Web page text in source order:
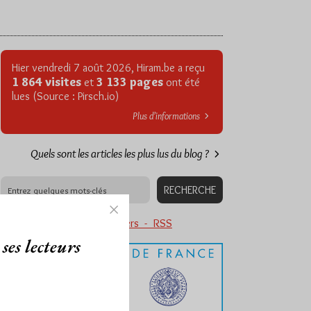
Hier vendredi 7 août 2026, Hiram.be a reçu
1 864 visites et 3 133 pages ont été
lues (Source : Pirsch.io)
Plus d’informations
Quels sont les articles les plus lus du blog ?
Abonnement aux Newsletters - RSS
lecteurs